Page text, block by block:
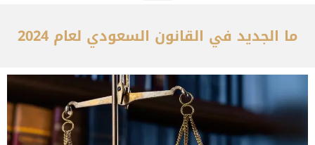
ما الجديد في القانون السعودي لعام 2024